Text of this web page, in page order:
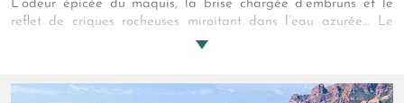
L’odeur épicée du maquis, la brise chargée d’embruns et le
reflet de criques rocheuses miroitant dans l’eau azurée... Le
catamaran prend alors son cap, se détachant sur le fond
paradis sauvage corse…